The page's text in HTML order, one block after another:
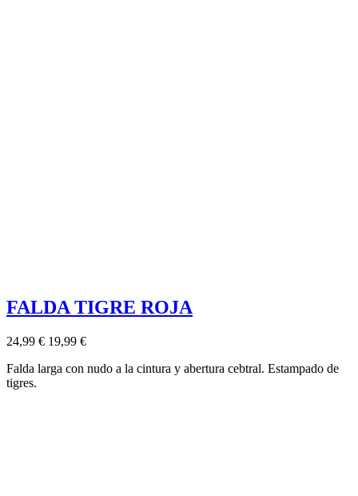
FALDA TIGRE ROJA
24,99 € 19,99 €
Falda larga con nudo a la cintura y abertura cebtral. Estampado de
tigres.